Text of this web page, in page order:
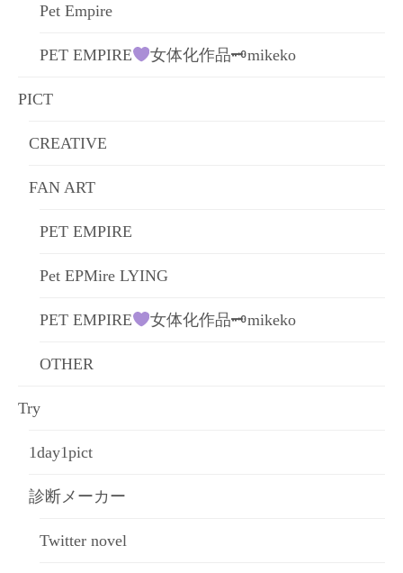
Pet Empire
PET EMPIRE 女体化作品🗝mikeko
PICT
CREATIVE
FAN ART
PET EMPIRE
Pet EPMire LYING
PET EMPIRE 女体化作品🗝mikeko
OTHER
Try
1day1pict
診断メーカー
Twitter novel